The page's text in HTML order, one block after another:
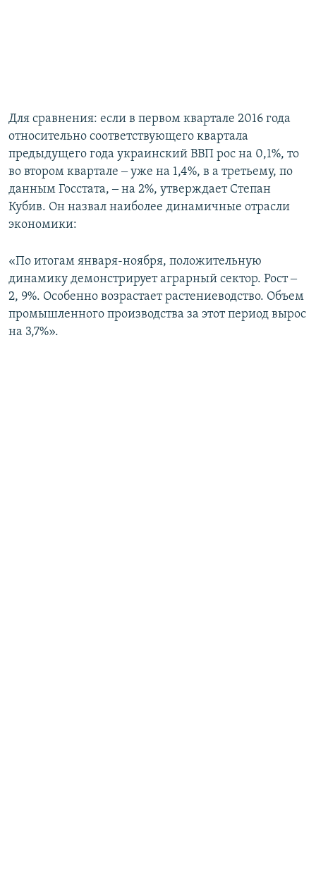
Для сравнения: если в первом квартале 2016 года
относительно соответствующего квартала
предыдущего года украинский ВВП рос на 0,1%, то
во втором квартале ‒ уже на 1,4%, в а третьему, по
данным Госстата, ‒ на 2%, утверждает Степан
Кубив. Он назвал наиболее динамичные отрасли
экономики:
«По итогам января-ноября, положительную
динамику демонстрирует аграрный сектор. Рост ‒
2, 9%. Особенно возрастает растениеводство. Объем
промышленного производства за этот период вырос
на 3,7%».